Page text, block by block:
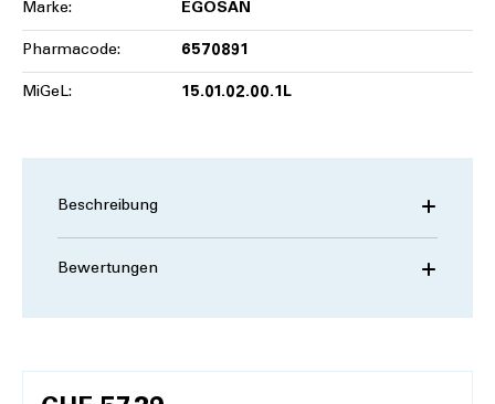
Marke: EGOSAN
Pharmacode: 6570891
MiGeL: 15.01.02.00.1L
Beschreibung
Bewertungen